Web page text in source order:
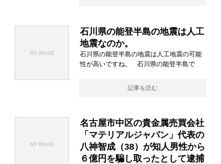
石川県の能登半島の地震は人工
地震なのか。
石川県の能登半島の地震は人工地震の可能
性が高いですね。 石川県の能登半島で
記事を読む
名古屋市中区の貴金属売買会社
「マテリアルジャパン」代表の
八神智成（38）が知人男性から
６億円を騙し取ったとして逮捕